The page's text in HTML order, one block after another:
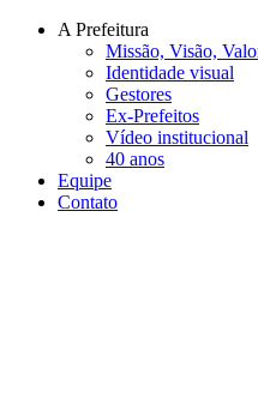
Conteúdo principal
A Prefeitura
Missão, Visão,
Identidade visual
Gestores
Ex-Prefeitos
Vídeo institucional
40 anos
Equipe
Contato